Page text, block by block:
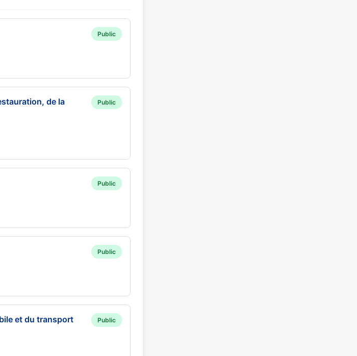
Public
de la
Public
Public
Public
et du transport Public